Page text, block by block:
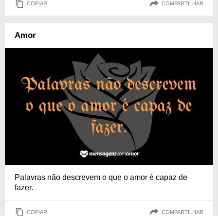
COPIAR COMPARTILHAR
Amor
Palavras não descrevem o que o amor é capaz de
fazer.
COPIAR COMPARTILHAR